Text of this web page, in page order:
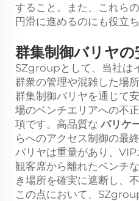
すること。また、これら
円滑に進めるのにも役立ち
群集制御バリヤの
SZgroupとして、当社は
群衆の管理や混雑した場
群集制御バリヤを通じて
場のベンチエリアへの不
項です。高品質な バリケ
らへのアクセス制御の最
バリヤは重量があり、VIP
観客席から離れたベンチ
き場所を確実に遮断し、
この点において、